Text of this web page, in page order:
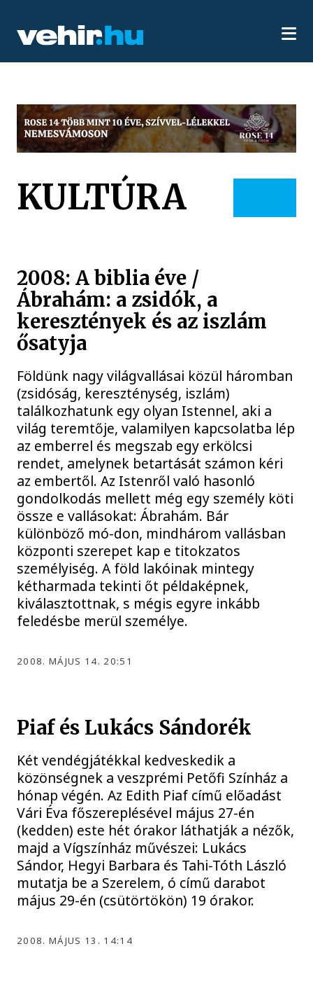
KULTÚRA
2008: A biblia éve /
Ábrahám: a zsidók, a
keresztények és az iszlám
ősatyja
Földünk nagy világvallásai közül háromban
(zsidóság, kereszténység, iszlám)
találkozhatunk egy olyan Istennel, aki a
világ teremtője, valamilyen kapcsolatba lép
az emberrel és megszab egy erkölcsi
rendet, amelynek betartását számon kéri
az embertől. Az Istenről való hasonló
gondolkodás mellett még egy személy köti
össze e vallásokat: Ábrahám. Bár
különböző mó-don, mindhárom vallásban
központi szerepet kap e titokzatos
személyiség. A föld lakóinak mintegy
kétharmada tekinti őt példaképnek,
kiválasztottnak, s mégis egyre inkább
feledésbe merül személye.
2008. MÁJUS 14. 20:51
Piaf és Lukács Sándorék
Két vendégjátékkal kedveskedik a
közönségnek a veszprémi Petőfi Színház a
hónap végén. Az Edith Piaf című előadást
Vári Éva főszereplésével május 27-én
(kedden) este hét órakor láthatják a nézők,
majd a Vígszínház művészei: Lukács
Sándor, Hegyi Barbara és Tahi-Tóth László
mutatja be a Szerelem, ó című darabot
május 29-én (csütörtökön) 19 órakor.
2008. MÁJUS 13. 14:14